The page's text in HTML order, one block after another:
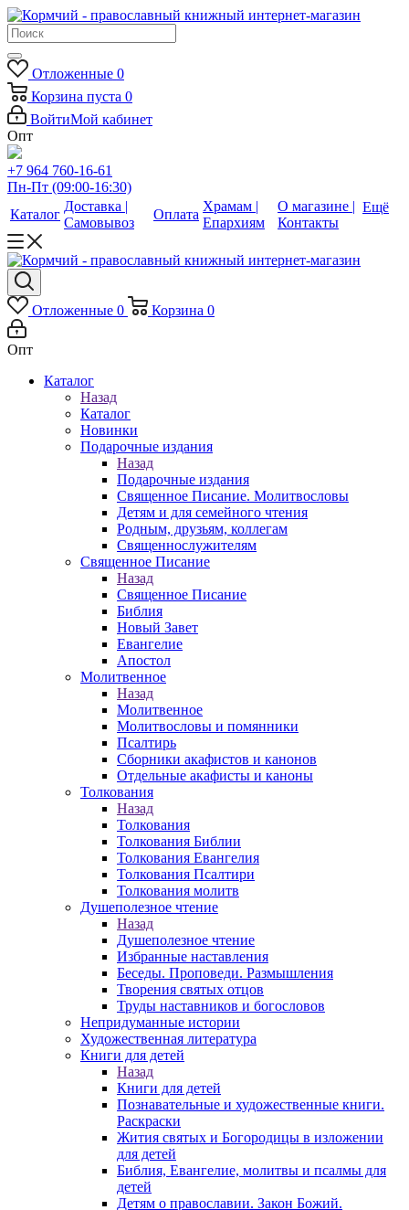
Отложенные 0
Корзина пуста 0
ВойтиМой кабинет
Опт
+7 964 760-16-61
Пн-Пт (09:00-16:30)
Каталог
Доставка |
Самовывоз
Оплата
Храмам |
Епархиям
О магазине |
Контакты
Ещё
Отложенные 0 Корзина 0
Опт
Каталог
Назад
Каталог
Новинки
Подарочные издания
Назад
Подарочные издания
Священное Писание. Молитвословы
Детям и для семейного чтения
Родным, друзьям, коллегам
Священнослужителям
Священное Писание
Назад
Священное Писание
Библия
Новый Завет
Евангелие
Апостол
Молитвенное
Назад
Молитвенное
Молитвословы и помянники
Псалтирь
Сборники акафистов и канонов
Отдельные акафисты и каноны
Толкования
Назад
Толкования
Толкования Библии
Толкования Евангелия
Толкования Псалтири
Толкования молитв
Душеполезное чтение
Назад
Душеполезное чтение
Избранные наставления
Беседы. Проповеди. Размышления
Творения святых отцов
Труды наставников и богословов
Непридуманные истории
Художественная литература
Книги для детей
Назад
Книги для детей
Познавательные и художественные книги.
Раскраски
Жития святых и Богородицы в изложении
для детей
Библия, Евангелие, молитвы и псалмы для
детей
Детям о православии. Закон Божий.